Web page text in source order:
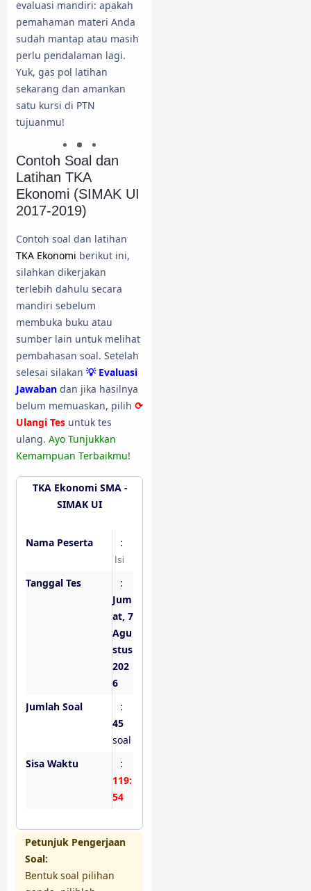
evaluasi mandiri: apakah
pemahaman materi Anda
sudah mantap atau masih
perlu pendalaman lagi.
Yuk, gas pol latihan
sekarang dan amankan
satu kursi di PTN
tujuanmu!
Contoh Soal dan
Latihan TKA
Ekonomi (SIMAK UI
2017-2019)
Contoh soal dan latihan
TKA Ekonomi berikut ini,
silahkan dikerjakan
terlebih dahulu secara
mandiri sebelum
membuka buku atau
sumber lain untuk melihat
pembahasan soal. Setelah
selesai silakan 💡 Evaluasi
Jawaban dan jika hasilnya
belum memuaskan, pilih ⟳
Ulangi Tes untuk tes
ulang. Ayo Tunjukkan
Kemampuan Terbaikmu!
TKA Ekonomi SMA -
SIMAK UI
Nama Peserta :
Tanggal Tes
:
Jum
at, 7
Agu
stus
202
6
Jumlah Soal
:
45
soal
Sisa Waktu
:
119:
53
Petunjuk Pengerjaan
Soal:
Bentuk soal pilihan